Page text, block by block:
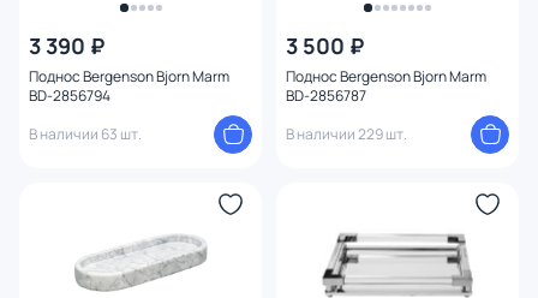
3 390 ₽
Поднос Bergenson Bjorn Marm
BD-2856794
В наличии 63 шт.
3 500 ₽
Поднос Bergenson Bjorn Marm
BD-2856787
В наличии 229 шт.